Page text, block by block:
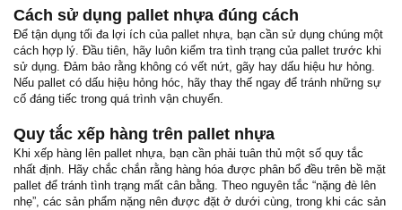
Cách sử dụng pallet nhựa đúng cách
Để tận dụng tối đa lợi ích của pallet nhựa, bạn cần sử dụng chúng một
cách hợp lý. Đầu tiên, hãy luôn kiểm tra tình trạng của pallet trước khi
sử dụng. Đảm bảo rằng không có vết nứt, gãy hay dấu hiệu hư hỏng.
Nếu pallet có dấu hiệu hỏng hóc, hãy thay thế ngay để tránh những sự
cố đáng tiếc trong quá trình vận chuyển.
Quy tắc xếp hàng trên pallet nhựa
Khi xếp hàng lên pallet nhựa, bạn cần phải tuân thủ một số quy tắc
nhất định. Hãy chắc chắn rằng hàng hóa được phân bổ đều trên bề mặt
pallet để tránh tình trạng mất cân bằng. Theo nguyên tắc “nặng đè lên
nhẹ”, các sản phẩm nặng nên được đặt ở dưới cùng, trong khi các sản